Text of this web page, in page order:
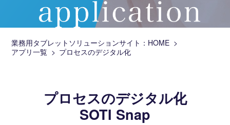
業務用タブレットソリューションサイト：HOME
アプリ一覧
プロセスのデジタル化
プロセスのデジタル化
SOTI Snap